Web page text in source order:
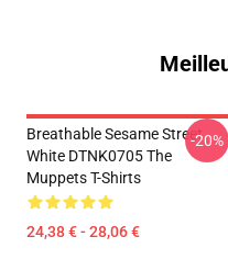
Breathable Sesame Street
White DTNK0705 The
Muppets T-Shirts
24,38 € - 28,06 €
-20%